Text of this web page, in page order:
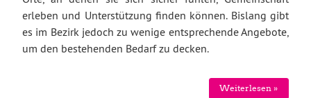
erleben und Unterstützung finden können. Bislang gibt
es im Bezirk jedoch zu wenige entsprechende Angebote,
um den bestehenden Bedarf zu decken.
Weiterlesen »